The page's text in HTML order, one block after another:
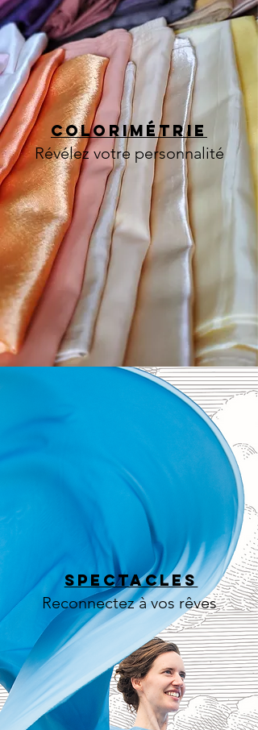
COLORIMétrie
Révélez votre personnalité
spectacleS
Reconnectez à vos rêves